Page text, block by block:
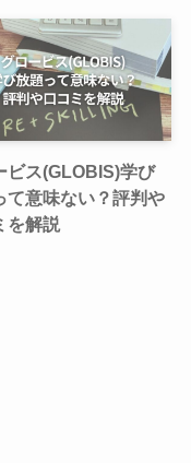
ビス(GLOBIS)学び
て意味ない？評判や
を解説